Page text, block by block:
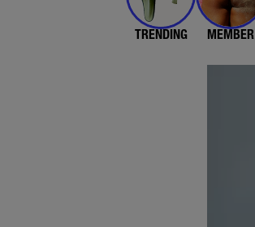
TRENDING MEMBER